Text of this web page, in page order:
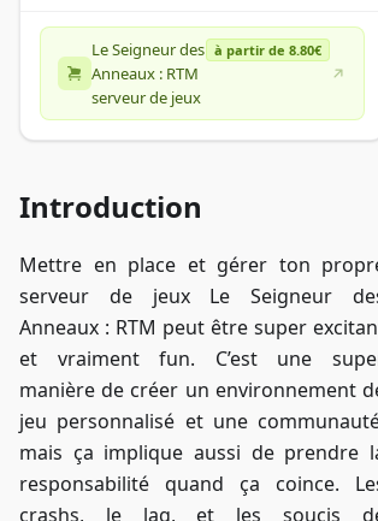
Le Seigneur des
Anneaux : RTM
serveur de jeux
à partir de 8.80€
Introduction
Mettre en place et gérer ton
serveur de jeux Le Seigneur
Anneaux : RTM peut être super
et vraiment fun. C’est une
manière de créer un environnement
jeu personnalisé et une
mais ça implique aussi de prendre
responsabilité quand ça coince.
crashs, le lag, et les soucis